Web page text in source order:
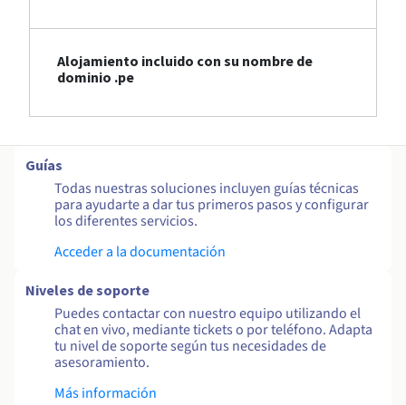
Alojamiento incluido con su nombre de
dominio .pe
Guías
Todas nuestras soluciones incluyen guías técnicas
para ayudarte a dar tus primeros pasos y configurar
los diferentes servicios.
Acceder a la documentación
Niveles de soporte
Puedes contactar con nuestro equipo utilizando el
chat en vivo, mediante tickets o por teléfono. Adapta
tu nivel de soporte según tus necesidades de
asesoramiento.
Más información